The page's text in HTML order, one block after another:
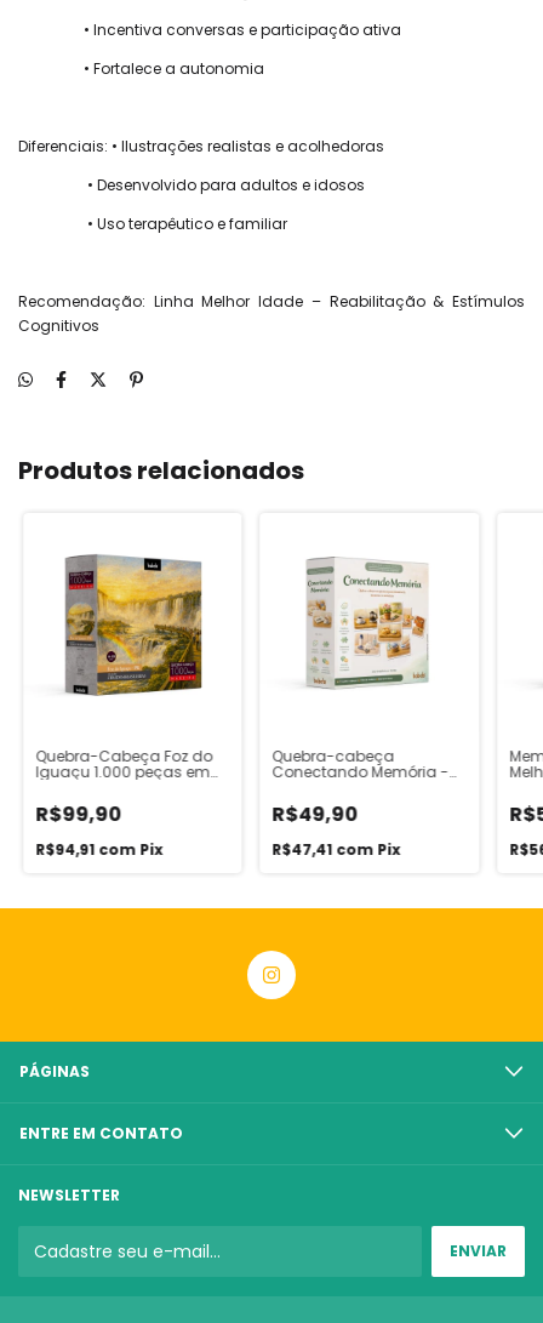
• Incentiva conversas e participação ativa
• Fortalece a autonomia
Diferenciais: • Ilustrações realistas e acolhedoras
• Desenvolvido para adultos e idosos
• Uso terapêutico e familiar
Recomendação: Linha Melhor Idade – Reabilitação & Estímulos
Cognitivos
Produtos relacionados
Quebra-Cabeça Foz do
Iguaçu 1.000 peças em
R$99,90
R$94,91 com Pix
Quebra-cabeça
Conectando Memória -
R$49,90
R$47,41 com Pix
PÁGINAS
ENTRE EM CONTATO
NEWSLETTER